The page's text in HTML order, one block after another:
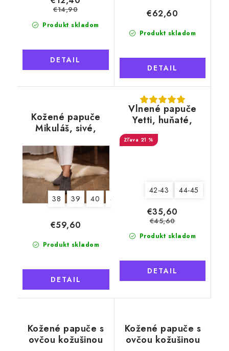
Produkt skladom
€14,90
DETAIL
Produkt skladom
€62,60
DETAIL
Kožené papuče
Mikuláš, sivé,
38 39 40 41
Produkt skladom
€59,60
DETAIL
Vlnené papuče
Yetti, huňaté,
biele, s kožušinou
21 %
42-43 44-45
Produkt skladom
€35,60
€45,60
DETAIL
Kožené papuče s
ovčou kožušinou
Kožené papuče s
ovčou kožušinou